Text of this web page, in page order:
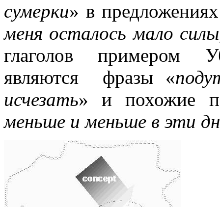
сумерки» в
меня осталось мало
глаголов примером
являются фразы «
исчезать» и похожие
меньше и меньше в эти